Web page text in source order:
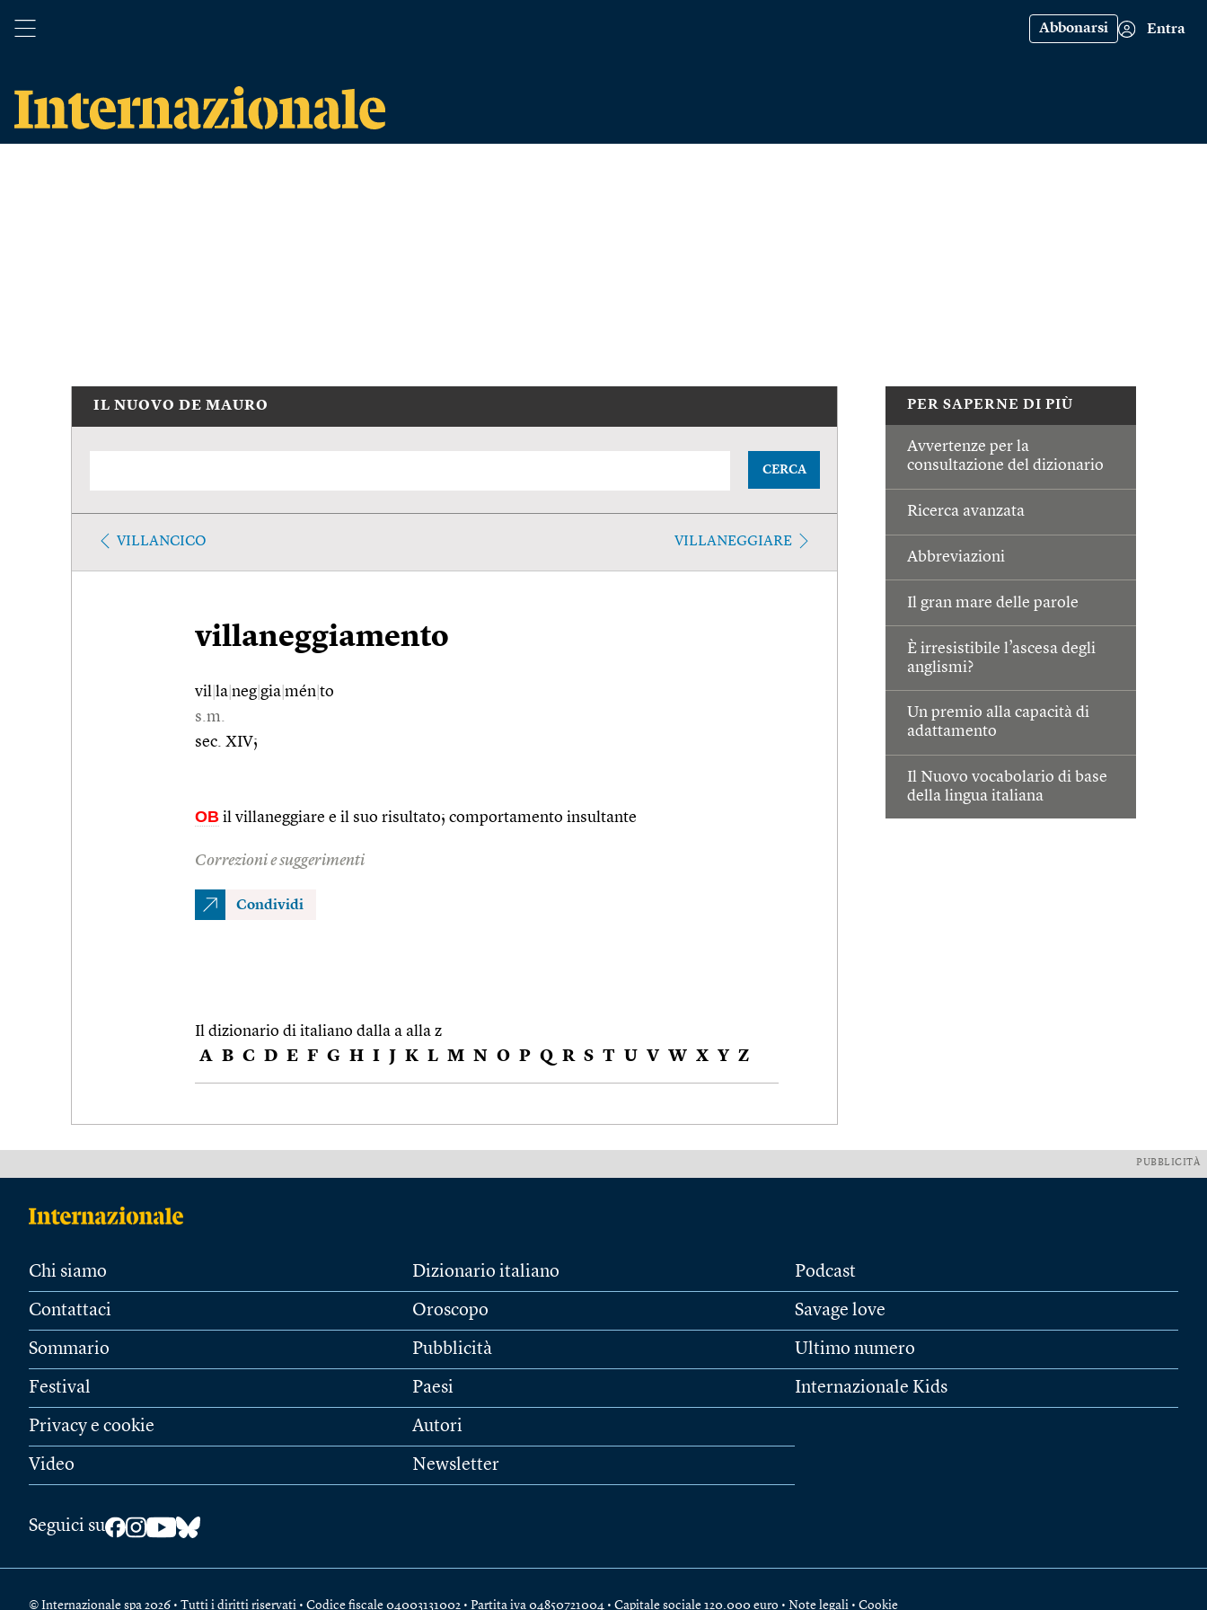
Abbonarsi Entra
PER SAPERNE DI PIÙ
Avvertenze per la
consultazione del dizionario
Ricerca avanzata
Abbreviazioni
Il gran mare delle parole
È irresistibile l’ascesa degli
anglismi?
Un premio alla capacità di
adattamento
Il Nuovo vocabolario di base
della lingua italiana
IL NUOVO DE MAURO
CERCA
VILLANCICO VILLANEGGIARE
villaneggiamento
vil la neg gia mén to
s.m.
sec. XIV;
OB il villaneggiare e il suo risultato; comportamento insultante
Correzioni e suggerimenti
Condividi
Il dizionario di italiano dalla a alla z
A B C D E F G H I J K L M N O P Q R S T U V W X Y Z
PUBBLICITÀ
Chi siamo
Contattaci
Sommario
Festival
Privacy e cookie
Video
Dizionario italiano
Oroscopo
Pubblicità
Paesi
Autori
Newsletter
Podcast
Savage love
Ultimo numero
Internazionale Kids
Seguici su
© Internazionale spa 2026 • Tutti i diritti riservati • Codice fiscale 04003131002 • Partita iva 04850721004 • Capitale sociale 120.000 euro • Note legali • Cookie